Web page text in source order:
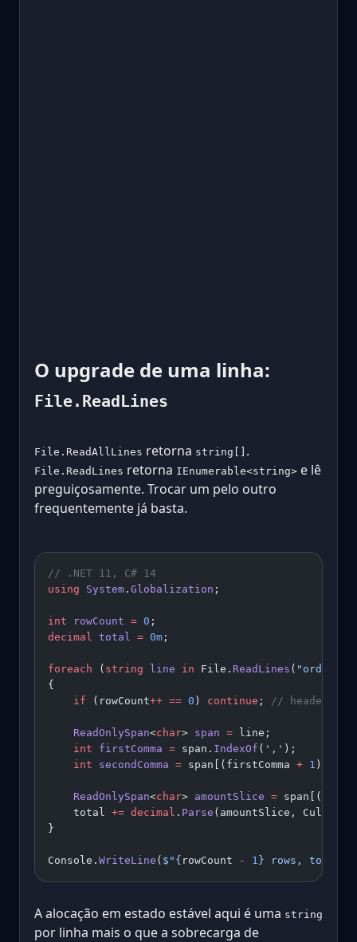
O upgrade de uma linha:
File.ReadLines
File.ReadAllLines retorna string[] .
File.ReadLines retorna IEnumerable<string> e lê
preguiçosamente. Trocar um pelo outro
frequentemente já basta.
// .NET 11, C# 14
using System . Globalization ;
int rowCount = 0 ;
decimal
total = 0m ;
foreach ( string line in File. ReadLines (
{
    if
(rowCount++ == 0 ) continue ; // header
    ReadOnlySpan
<char> span = line;
    int
firstComma = span. IndexOf ( ',' );
    int
secondComma = span[(firstComma + 1 )
    ReadOnlySpan
<char> amountSlice =
    total
+= decimal . Parse (amountSlice,
}
Console. WriteLine ( $" { rowCount - 1 } rows, total
A alocação em estado estável aqui é uma string
por linha mais o que a sobrecarga de